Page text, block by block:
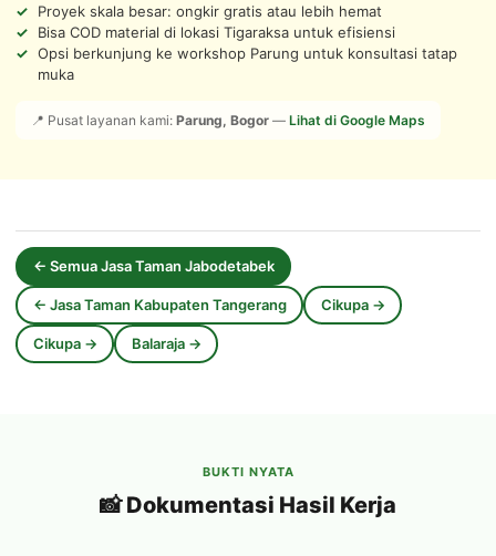
Proyek skala besar: ongkir gratis atau lebih hemat
Bisa COD material di lokasi Tigaraksa untuk efisiensi
Opsi berkunjung ke workshop Parung untuk konsultasi tatap
muka
📍 Pusat layanan kami: Parung, Bogor — Lihat di Google Maps
← Semua Jasa Taman Jabodetabek
← Jasa Taman Kabupaten Tangerang Cikupa →
Cikupa → Balaraja →
BUKTI NYATA
📸 Dokumentasi Hasil Kerja